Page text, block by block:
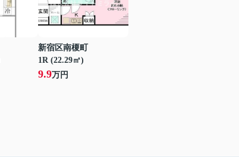
新宿区南榎町
1R (22.29㎡)
9.9万円